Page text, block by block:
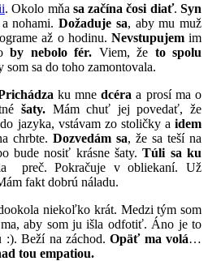
. Okolo mňa sa začína čosi diať.Syn
nohami. Dožaduje sa, aby mu muž
až o hodinu. Nevstupujemim
by nebolo fér. Viem, že to spolu
sa do toho zamontovala.
ku mnedcéra a prosí ma o
šaty. Mám chuť jej povedať, že
jazyka, vstávam zo stoličky aidem
chrbte. Dozvedám sa, že sa teší na
bude nosiť krásne šaty.Túli sa ku
preč. Pokračuje v obliekaní. Už
fakt dobrú náladu.
niekoľko krát. Medzi tým som
aby som ju išla odfotiť. Áno je to
:). Beží na záchod.Opäť ma volá…
tou empatiou.